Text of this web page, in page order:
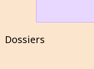
Dossiers